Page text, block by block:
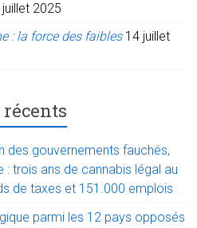
2025
: la force des faibles 14 juillet
des gouvernements fauchés,
trois ans de cannabis légal au
de taxes et 151.000 emplois
parmi les 12 pays opposés